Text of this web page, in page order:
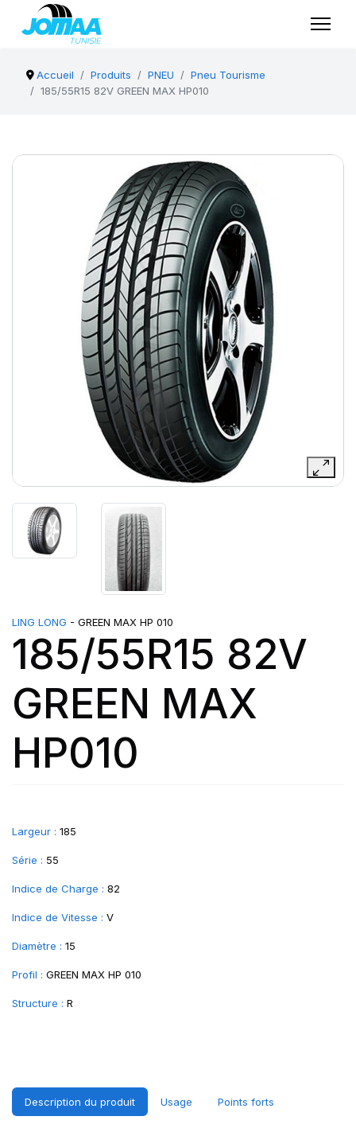
Accueil Produits PNEU
Pneu Tourisme
185/55R15 82V GREEN MAX HP010
LING LONG - GREEN MAX HP 010
185/55R15 82V
GREEN MAX
HP010
Largeur : 185
Série : 55
Indice de Charge : 82
Indice de Vitesse : V
Diamètre : 15
Profil : GREEN MAX HP 010
Structure : R
Description du produit Usage Points forts